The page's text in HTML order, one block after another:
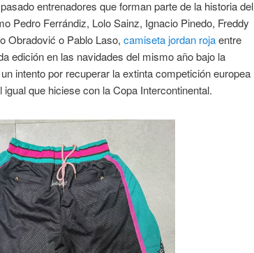
entrenadores que forman parte de la historia del
Pedro Ferrándiz, Lolo Sainz, Ignacio Pinedo, Freddy
Obradović o Pablo Laso, camiseta jordan rojaentre
edición en las navidades del mismo año bajo la
intento por recuperar la extinta competición europea
igual que hiciese con la Copa Intercontinental.